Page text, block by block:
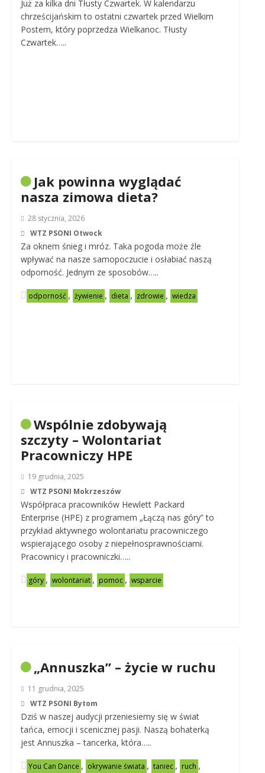
Już za kilka dni Tłusty Czwartek. W kalendarzu
chrześcijańskim to ostatni czwartek przed Wielkim
Postem, który poprzedza Wielkanoc. Tłusty
Czwartek…..
Jak powinna wyglądać
nasza zimowa dieta?
28 stycznia, 2026
WTZ PSONI Otwock
Za oknem śnieg i mróz. Taka pogoda może źle
wpływać na nasze samopoczucie i osłabiać naszą
odporność. Jednym ze sposobów…..
odporność , żywienie , dieta , zdrowie , wiedza
Wspólnie zdobywają
szczyty – Wolontariat
Pracowniczy HPE
19 grudnia, 2025
WTZ PSONI Mokrzeszów
Współpraca pracowników Hewlett Packard
Enterprise (HPE) z programem „Łączą nas góry” to
przykład aktywnego wolontariatu pracowniczego
wspierającego osoby z niepełnosprawnościami.
Pracownicy i pracowniczki…..
góry , wolontariat , pomoc , wsparcie
„Annuszka” – życie w ruchu
11 grudnia, 2025
WTZ PSONI Bytom
Dziś w naszej audycji przeniesiemy się w świat
tańca, emocji i scenicznej pasji. Naszą bohaterką
jest Annuszka – tancerka, która…..
You Can Dance , okrywanie świata , taniec , ruch ,